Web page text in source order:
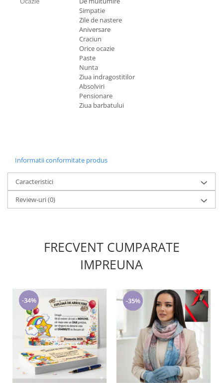
Simpatie
Zile de nastere
Aniversare
Craciun
Orice ocazie
Paste
Nunta
Ziua indragostitilor
Absolviri
Pensionare
Ziua barbatului
Informatii conformitate produs
Caracteristici
Review-uri(0)
FRECVENT CUMPARATE
IMPREUNA
-34% -35%